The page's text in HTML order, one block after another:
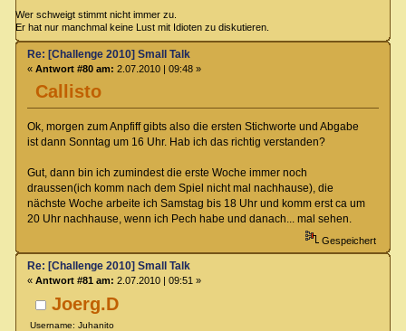
Wer schweigt stimmt nicht immer zu.
Er hat nur manchmal keine Lust mit Idioten zu diskutieren.
Callisto
Re: [Challenge 2010] Small Talk
« Antwort #80 am: 2.07.2010 | 09:48 »
Ok, morgen zum Anpfiff gibts also die ersten Stichworte und Abgabe
ist dann Sonntag um 16 Uhr. Hab ich das richtig verstanden?
Gut, dann bin ich zumindest die erste Woche immer noch
draussen(ich komm nach dem Spiel nicht mal nachhause), die
nächste Woche arbeite ich Samstag bis 18 Uhr und komm erst ca um
20 Uhr nachhause, wenn ich Pech habe und danach... mal sehen.
Gespeichert
Joerg.D
Username: Juhanito
Re: [Challenge 2010] Small Talk
« Antwort #81 am: 2.07.2010 | 09:51 »